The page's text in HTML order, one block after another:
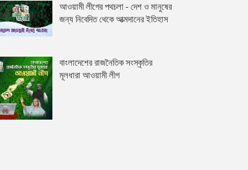
আওয়ামী লীগের পথচলা - দেশ ও মানুষের
জন্য নিবেদিত থেকে আত্মদানের ইতিহাস
বাংলাদেশের রাজনৈতিক সংস্কৃতির
মূলধারা আওয়ামী লীগ